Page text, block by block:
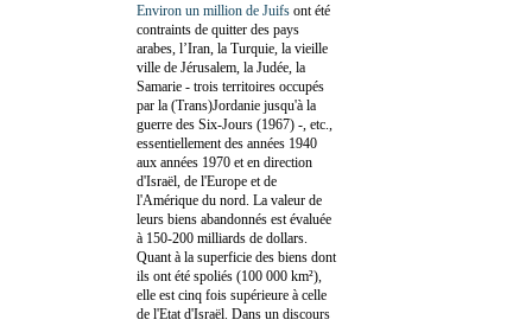
Environ un million de Juifs ont été
contraints de quitter des pays
arabes, l’Iran, la Turquie, la vieille
ville de Jérusalem, la Judée, la
Samarie - trois territoires occupés
par la (Trans)Jordanie jusqu'à la
guerre des Six-Jours (1967) -, etc.,
essentiellement des années 1940
aux années 1970 et en direction
d'Israël, de l'Europe et de
l'Amérique du nord. La valeur de
leurs biens abandonnés est évaluée
à 150-200 milliards de dollars.
Quant à la superficie des biens dont
ils ont été spoliés (100 000 km²),
elle est cinq fois supérieure à celle
de l'Etat d'Israël. Dans un discours